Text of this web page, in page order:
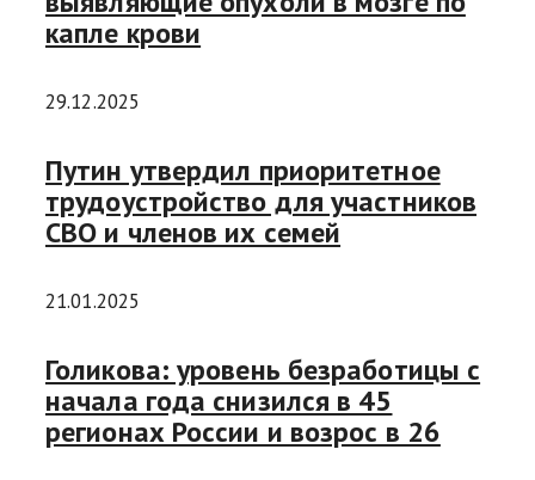
капле крови
29.12.2025
Путин утвердил приоритетное
трудоустройство для участников
СВО и членов их семей
21.01.2025
Голикова: уровень безработицы с
начала года снизился в 45
регионах России и возрос в 26